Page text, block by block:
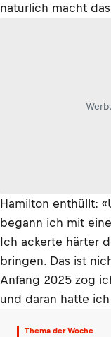
natürlich macht
Hamilton enthüllt:
begann ich mit
Ich ackerte härter
bringen. Das ist
Anfang 2025 zog
und daran hatte
Thema der Woche